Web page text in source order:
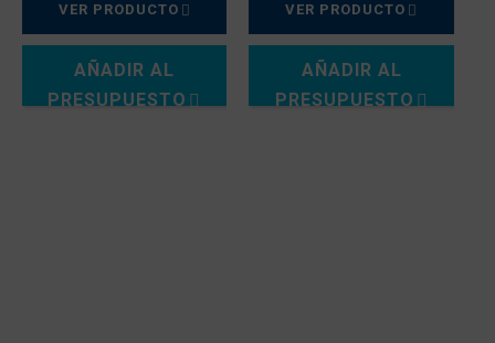
VER PRODUCTO
AÑADIR AL
PRESUPUESTO
VER PRODUCTO
AÑADIR AL
PRESUPUESTO